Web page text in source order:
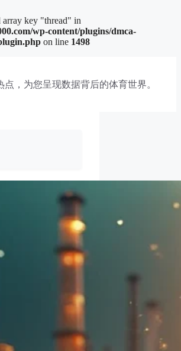
array key "thread" in
wp-content/plugins/dmca-
on line 1498
点，为您呈现数据背后的体育世界。